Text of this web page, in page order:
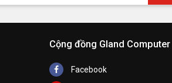
Cộng đồng Gland Computer
Facebook